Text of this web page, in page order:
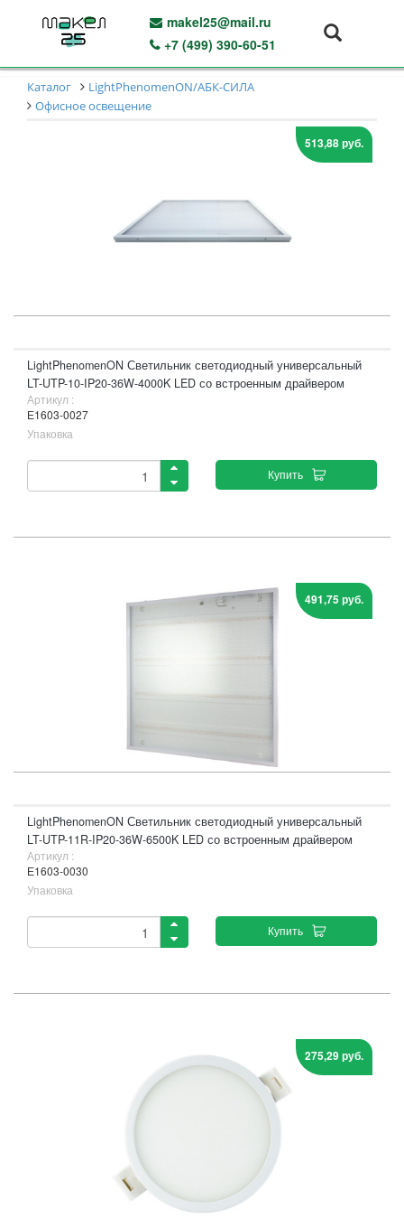
makel25@mail.ru
+7 (499) 390-60-51
Каталог
LightPhenomenON/АБК-СИЛА
Офисное освещение
513,88 руб.
LightPhenomenON Светильник светодиодный универсальный
LT-UTP-10-IP20-36W-4000K LED со встроенным драйвером
Артикул :
Е1603-0027
Упаковка
Купить
491,75 руб.
LightPhenomenON Светильник светодиодный универсальный
LT-UTP-11R-IP20-36W-6500K LED со встроенным драйвером
Артикул :
Е1603-0030
Упаковка
Купить
275,29 руб.